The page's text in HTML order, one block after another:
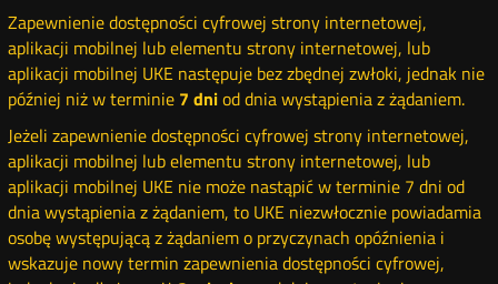
Zapewnienie dostępności cyfrowej strony internetowej,
aplikacji mobilnej lub elementu strony internetowej, lub
aplikacji mobilnej UKE następuje bez zbędnej zwłoki, jednak nie
później niż w terminie 7 dniod dnia wystąpienia z żądaniem.
Jeżeli zapewnienie dostępności cyfrowej strony internetowej,
aplikacji mobilnej lub elementu strony internetowej, lub
aplikacji mobilnej UKE nie może nastąpić w terminie 7 dni od
dnia wystąpienia z żądaniem, to UKE niezwłocznie powiadamia
osobę występującą z żądaniem o przyczynach opóźnienia i
wskazuje nowy termin zapewnienia dostępności cyfrowej,